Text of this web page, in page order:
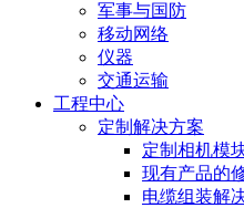
军事与国防
移动网络
仪器
交通运输
工程中心
定制解决方案
定制相机模
现有产品的
电缆组装解